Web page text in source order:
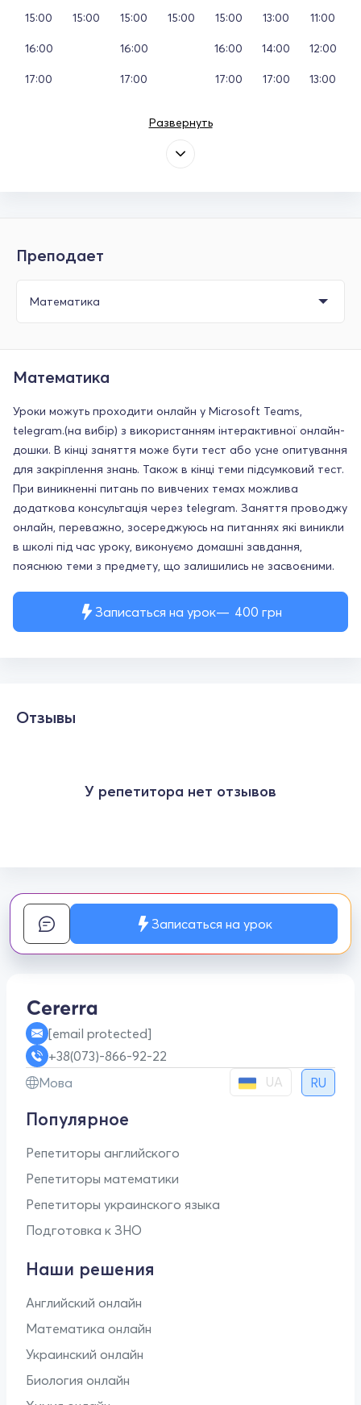
15:00
16:00
17:00
15:00 15:00
16:00
17:00
15:00 15:00
16:00
17:00
13:00
14:00
17:00
11:00
12:00
13:00
Развернуть
Преподает
Записаться на урок 400 грн
Математика
Уроки можуть проходити онлайн у Microsoft Teams,
telegram.(на вибір) з використанням інтерактивної онлайн-
дошки. В кінці заняття може бути тест або усне опитування
для закріплення знань. Також в кінці теми підсумковий тест.
При виникненні питань по вивчених темах можлива
додаткова консультація через telegram. Заняття проводжу
онлайн, переважно, зосереджуюсь на питаннях які виникли
в школі під час уроку, виконуємо домашні завдання,
пояснюю теми з предмету, що залишились не засвоєними.
Отзывы
У репетитора нет отзывов
Записаться на урок
[email protected]
+38(073)-866-92-22
Мова
UA RU
Популярное
Репетиторы английского
Репетиторы математики
Репетиторы украинского языка
Подготовка к ЗНО
Наши решения
Английский онлайн
Математика онлайн
Украинский онлайн
Биология онлайн